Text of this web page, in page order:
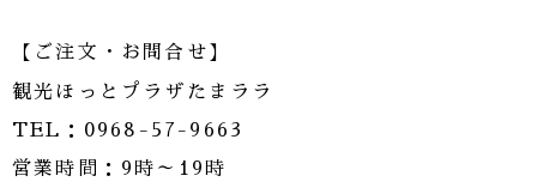
【ご注文・お問合せ】
観光ほっとプラザたまララ
TEL：0968-57-9663
営業時間：9時～19時